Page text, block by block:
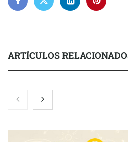
ARTÍCULOS
Zoomex mejora su Strategy Center
avanzadas para trading estratégico
COMPALISS de LYSOTRIC: